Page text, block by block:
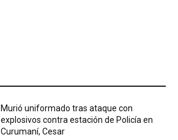
Murió uniformado tras ataque con
explosivos contra estación de Policía en
Curumaní, Cesar